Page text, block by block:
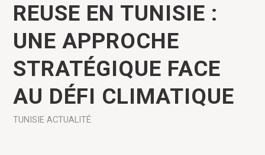
REUSE EN TUNISIE :
UNE APPROCHE
STRATÉGIQUE FACE
AU DÉFI CLIMATIQUE
TUNISIE ACTUALITÉ